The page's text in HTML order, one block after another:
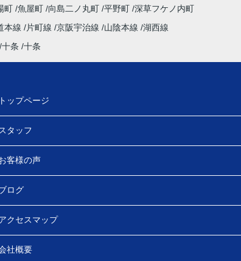
町 魚屋町 向島二ノ丸町 平野町 深草フケノ内町
本線 片町線 京阪宇治線 山陰本線 湖西線
十条 十条
トップページ
スタッフ
客様の声
ログ
クセスマップ
社概要